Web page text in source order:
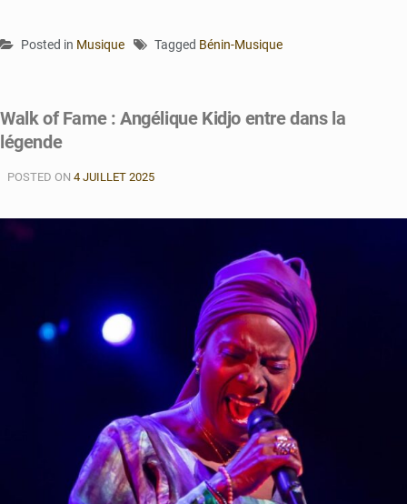
Posted in Musique Tagged Bénin-Musique
Walk of Fame : Angélique Kidjo entre dans la
légende
POSTED ON 4 JUILLET 2025